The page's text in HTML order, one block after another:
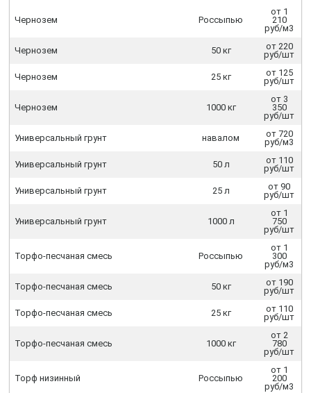
Чернозем Россыпью
от 1
210
руб/м3
Чернозем 50 кг
от 220
руб/шт
Чернозем 25 кг
от 125
руб/шт
Чернозем 1000 кг
от 3
350
руб/шт
Универсальный грунт навалом
от 720
руб/м3
Универсальный грунт 50 л
от 110
руб/шт
Универсальный грунт 25 л
от 90
руб/шт
Универсальный грунт 1000 л
от 1
750
руб/шт
Торфо-песчаная смесь Россыпью
от 1
300
руб/м3
Торфо-песчаная смесь 50 кг
от 190
руб/шт
Торфо-песчаная смесь 25 кг
от 110
руб/шт
Торфо-песчаная смесь 1000 кг
от 2
780
руб/шт
Торф низинный Россыпью
от 1
200
руб/м3